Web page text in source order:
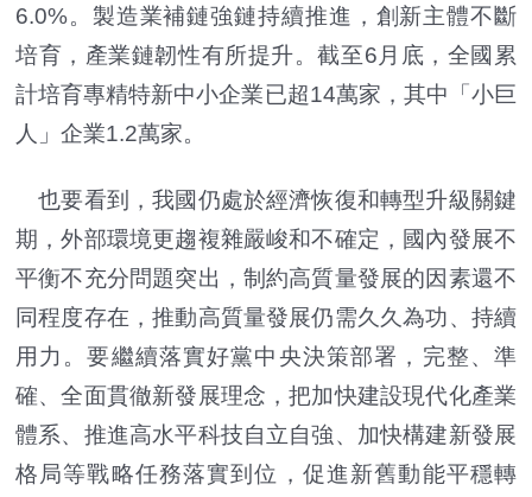
6.0%。製造業補鏈強鏈持續推進，創新主體不斷
培育，產業鏈韌性有所提升。截至6月底，全國累
計培育專精特新中小企業已超14萬家，其中「小巨
人」企業1.2萬家。
也要看到，我國仍處於經濟恢復和轉型升級關鍵
期，外部環境更趨複雜嚴峻和不確定，國內發展不
平衡不充分問題突出，制約高質量發展的因素還不
同程度存在，推動高質量發展仍需久久為功、持續
用力。要繼續落實好黨中央決策部署，完整、準
確、全面貫徹新發展理念，把加快建設現代化產業
體系、推進高水平科技自立自強、加快構建新發展
格局等戰略任務落實到位，促進新舊動能平穩轉